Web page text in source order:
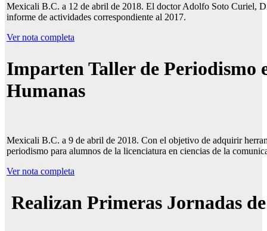
Mexicali B.C. a 12 de abril de 2018. El doctor Adolfo Soto Curiel,
informe de actividades correspondiente al 2017.
Ver nota completa
Imparten Taller de Periodismo
Humanas
Mexicali B.C. a 9 de abril de 2018. Con el objetivo de adquirir
periodismo para alumnos de la licenciatura en ciencias de la
Ver nota completa
Realizan Primeras Jornadas